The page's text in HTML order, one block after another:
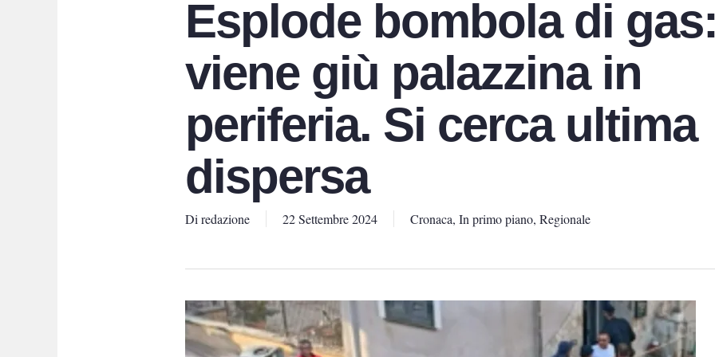
Esplode bombola di
viene giù palazzina in
periferia. Si cerca ultima
dispersa
Di redazione 22 Settembre 2024 Cronaca, In primo piano, Regionale